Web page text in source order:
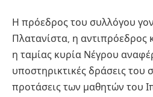
Η πρόεδρος του συλλόγου
Πλατανίστα, η αντιπρόεδρος
η ταμίας κυρία Νέγρου
υποστηρικτικές δράσεις του
προτάσεις των μαθητών του